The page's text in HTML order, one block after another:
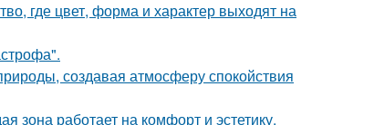
где цвет, форма и характер выходят на
создавая атмосферу спокойствия
зона работает на комфорт и эстетику.